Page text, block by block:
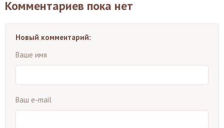
Комментариев пока нет
Новый комментарий:
Ваше имя
Ваш e-mail